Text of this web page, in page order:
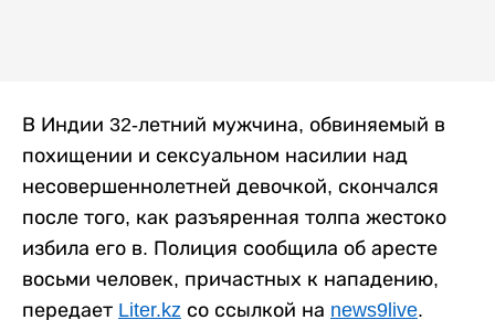
В Индии 32-летний мужчина, обвиняемый в
похищении и сексуальном насилии над
несовершеннолетней девочкой, скончался
после того, как разъяренная толпа жестоко
избила его в. Полиция сообщила об аресте
восьми человек, причастных к нападению,
передает Liter.kz со ссылкой на news9live.